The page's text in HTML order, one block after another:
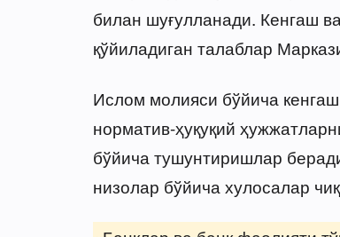
билан шуғулланади. Кенгаш
қўйиладиган талаблар
Ислом молияси бўйича
норматив-ҳуқуқий
бўйича тушунтиришлар
низолар бўйича хулосалар